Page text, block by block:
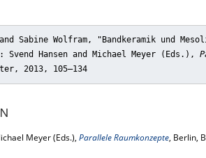
Sabine Wolfram, "Bandkeramik und
Hansen and Michael Meyer (Eds.),
2013, 105–134
Meyer (Eds.), Parallele Raumkonzepte, Berlin,